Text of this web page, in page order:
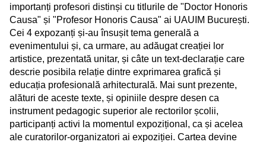
importanți profesori distinși cu titlurile de "Doctor Honoris
Causa" și "Profesor Honoris Causa" ai UAUIM București.
Cei 4 expozanți și-au însușit tema generală a
evenimentului și, ca urmare, au adăugat creației lor
artistice, prezentată unitar, și câte un text-declarație care
descrie posibila relație dintre exprimarea grafică și
educația profesională arhitecturală. Mai sunt prezente,
alături de aceste texte, și opiniile despre desen ca
instrument pedagogic superior ale rectorilor școlii,
participanți activi la momentul expozițional, ca și acelea
ale curatorilor-organizatori ai expoziției. Cartea devine